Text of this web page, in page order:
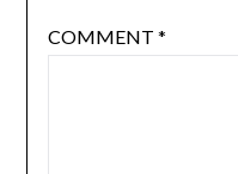
COMMENT *